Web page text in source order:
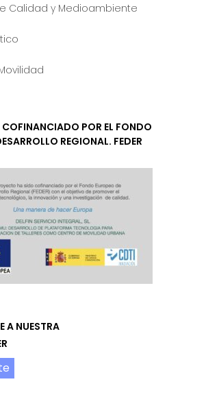
Calidad y Medioambiente
COFINANCIADO POR EL FONDO
REGIONAL. FEDER
A NUESTRA